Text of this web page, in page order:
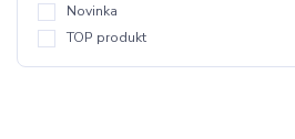
Novinka
TOP produkt